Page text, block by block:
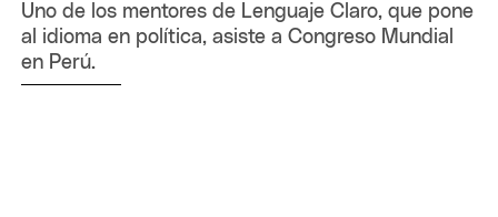
Uno de los mentores de Lenguaje Claro, que pone
al idioma en política, asiste a Congreso Mundial
en Perú.